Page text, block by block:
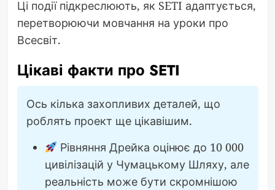
Ці події підкреслюють, як SETI адаптується,
перетворюючи мовчання на уроки про
Всесвіт.
Цікаві факти про SETI
Ось кілька захопливих деталей, що
роблять проект ще цікавішим.
Рівняння Дрейка оцінює до 10 000
цивілізацій у Чумацькому Шляху, але
реальність може бути скромнішою